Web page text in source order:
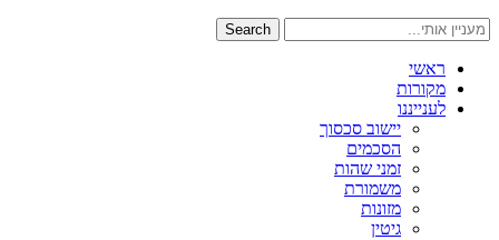
Search
ראשי
מקורות
לענייננו
יישוב סכסוך
הסכמים
זמני שהות
משמורת
מזונות
גיטין